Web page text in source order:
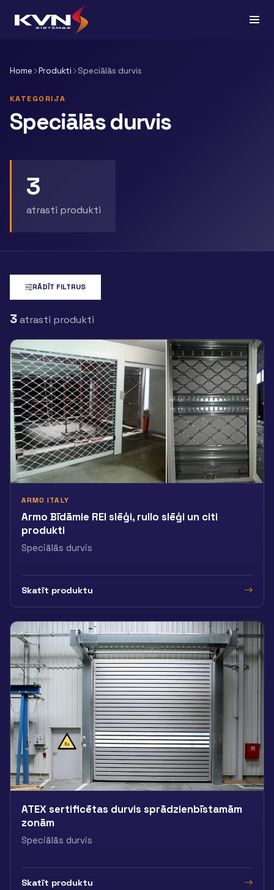
Home Produkti Speciālās durvis
KATEGORIJA
Speciālās durvis
3
atrasti produkti
RĀDĪT FILTRUS
3atrasti produkti
ARMO ITALY
Armo Bīdāmie REI slēģi, rullo slēģi un citi
produkti
Speciālās durvis
Skatīt produktu
ATEX sertificētas durvis sprādzienbīstamām
zonām
Speciālās durvis
Skatīt produktu